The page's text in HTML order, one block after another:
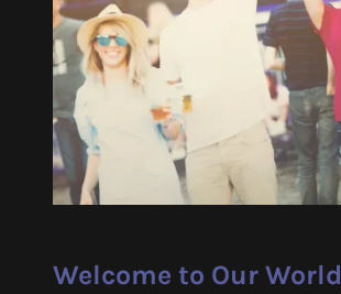
Welcome to Our World